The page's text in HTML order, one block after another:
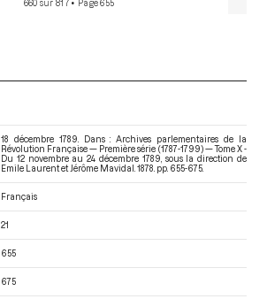
660 sur 817 • Page 655
18 décembre 1789. Dans : Archives parlementaires de la
Révolution Française — Première série (1787-1799) — Tome X -
Du 12 novembre au 24 décembre 1789 , sous la direction de
Emile Laurent et Jérôme Mavidal. 1878. pp. 655-675.
Français
21
655
675